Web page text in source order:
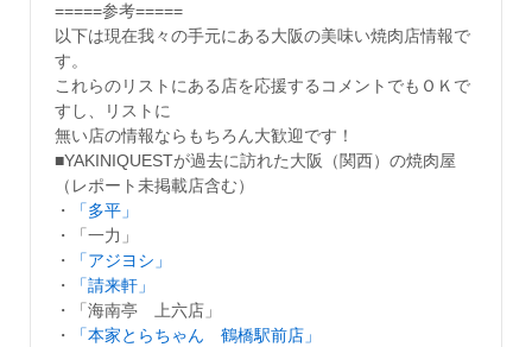
=====参考=====
以下は現在我々の手元にある大阪の美味い焼肉店情報で
す。
これらのリストにある店を応援するコメントでもＯＫで
すし、リストに
無い店の情報ならもちろん大歓迎です！
■YAKINIQUESTが過去に訪れた大阪（関西）の焼肉屋
（レポート未掲載店含む）
・
「多平」
・「一力」
・
「アジヨシ」
・
「請来軒」
・「海南亭 上六店」
・
「本家とらちゃん 鶴橋駅前店」